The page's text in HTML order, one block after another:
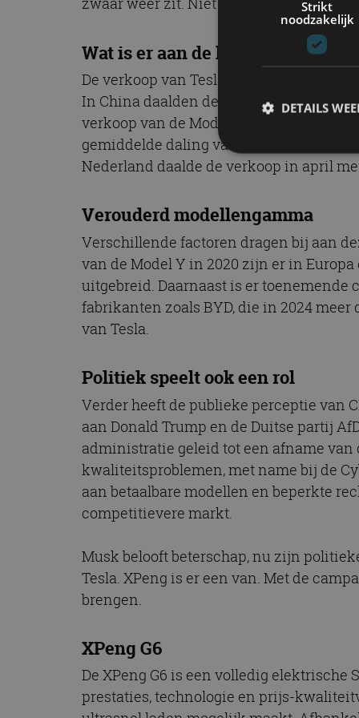
Wat is er aan de hand bij Tesla?
De verkoop van Tesla is recentelijk
In China daalden de verkopen in mei
verkoop van de Model Y, ondanks dat
gemiddelde daling van 49% in april
Nederland daalde de verkoop in april
Verouderd modellengamma
Verschillende factoren dragen bij aan
van de Model Y in 2020 zijn er in
uitgebreid. Daarnaast is er
fabrikanten zoals BYD, die in 2024
van Tesla.
Politiek speelt ook een rol
Verder heeft de publieke perceptie van
aan Donald Trump en de Duitse partij
administratie geleid tot een afname van
kwaliteitsproblemen, met name bij de
aan betaalbare modellen en beperkte
competitievere markt.
Musk belooft beterschap, nu zijn
Tesla. XPeng is er een van. Met de
brengen.
XPeng G6
De XPeng G6 is een volledig
prestaties, technologie en prijs-
Strikt
noodzakelijk
DETAILS
Strikt noodzakelijke
Naam
cf_clearance
CookieScriptConsent
Naam
_ga
_ga_SC6JKZPPKY
Naam
Domein
_fbp
Meta
Google
Naam
omx_consent